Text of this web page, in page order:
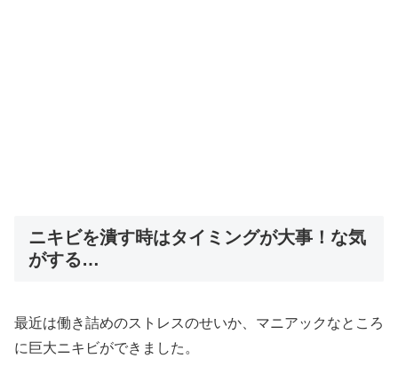
ニキビを潰す時はタイミングが大事！な気
がする…
最近は働き詰めのストレスのせいか、マニアックなところ
に巨大ニキビができました。